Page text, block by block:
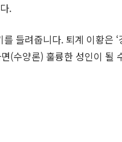
.
를 들려줍니다. 퇴계 이황
(수양론) 훌륭한 성인이